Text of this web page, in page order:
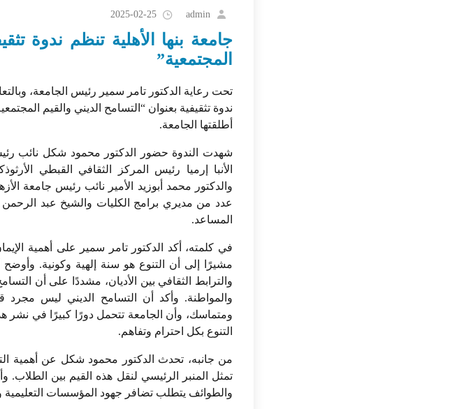
admin
2025-02-25
جامعة بنها الأهلية تنظم ندوة
المجتمعية”
تحت رعاية الدكتور تامر سمير رئيس الجامعة،
ندوة تثقيفية بعنوان “التسامح الديني والقيم
أطلقتها الجامعة.
شهدت الندوة حضور الدكتور محمود شكل نائب رئيس
الأنبا إرميا رئيس المركز الثقافي القبطي
والدكتور محمد أبوزيد الأمير نائب رئيس جامعة
عدد من مديري برامج الكليات والشيخ عبد الرحمن
المساعد.
في كلمته، أكد الدكتور تامر سمير على أهمية
مشيرًا إلى أن التنوع هو سنة إلهية وكونية.
والترابط الثقافي بين الأديان، مشددًا على أن
والمواطنة. وأكد أن التسامح الديني ليس مجرد
ومتماسك، وأن الجامعة تتحمل دورًا كبيرًا في نشر
التنوع بكل احترام وتفاهم.
من جانبه، تحدث الدكتور محمود شكل عن أهمية
تمثل المنبر الرئيسي لنقل هذه القيم بين الطلاب.
والطوائف يتطلب تضافر جهود المؤسسات التعليمية